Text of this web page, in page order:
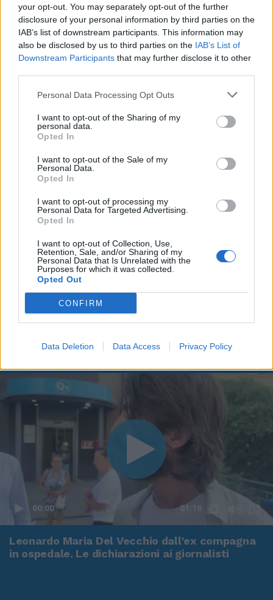
your opt-out. You may separately opt-out of the further
disclosure of your personal information by third parties on the
IAB’s list of downstream participants. This information may
also be disclosed by us to third parties on the IAB’s List of
Downstream Participants that may further disclose it to other
Personal Data Processing Opt Outs
I want to opt-out of the Sharing of my
personal data.
Opted In
I want to opt-out of the Sale of my
Personal Data.
Opted In
I want to opt-out of processing my
Personal Data for Targeted Advertising.
Opted In
I want to opt-out of Collection, Use,
Retention, Sale, and/or Sharing of my
Personal Data that Is Unrelated with the
Purposes for which it was collected.
Opted Out
CONFIRM
Data Deletion Data Access Privacy Policy
00:00 01:16
Leonardo Maria Del Vecchio dall'ex compagna
in ospedale. Le dichiarazioni ai giornalisti